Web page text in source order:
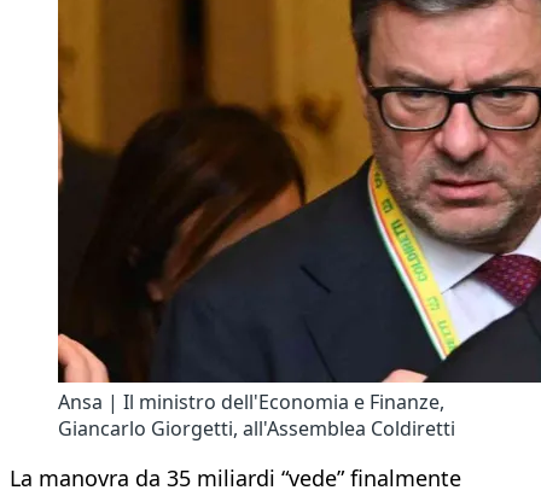
Ansa | Il ministro dell'Economia e Finanze,
Giancarlo Giorgetti, all'Assemblea Coldiretti
La manovra da 35 miliardi “vede” finalmente